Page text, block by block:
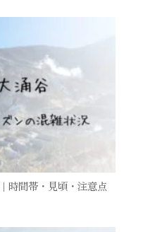
時間帯・見頃・注意点